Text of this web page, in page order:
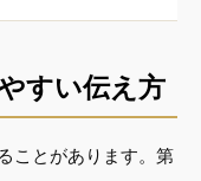
すい伝え方
ことがあります。第